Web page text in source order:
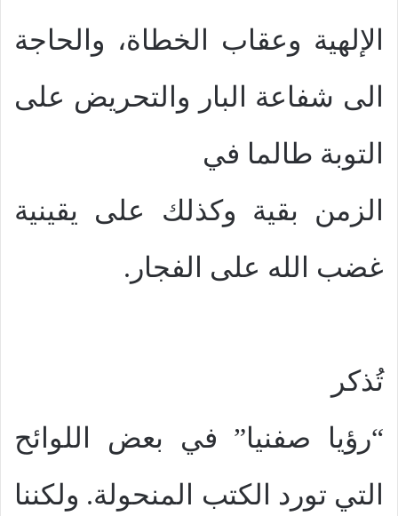
الإلهية وعقاب الخطاة، والحاجة
الى شفاعة البار والتحريض على
التوبة طالما في
الزمن بقية وكذلك على يقينية
غضب الله على الفجار.
تُذكر
“رؤيا صفنيا” في بعض اللوائح
التي تورد الكتب المنحولة. ولكننا